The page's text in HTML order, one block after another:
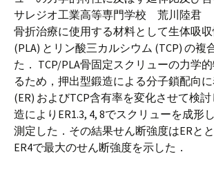
サレジオ工業高等専門学校 荒川陸君
骨折治療に使用する材料として生体吸
(PLA) とリン酸三カルシウム (TCP) の複
た． TCP/PLA骨固定スクリューの力学
るため，押出型鍛造による分子鎖配向
(ER) およびTCP含有率を変化させて検
造によりER1.3, 4, 8でスクリューを成形
測定した．その結果せん断強度はERと
ER4で最大のせん断強度を示した．